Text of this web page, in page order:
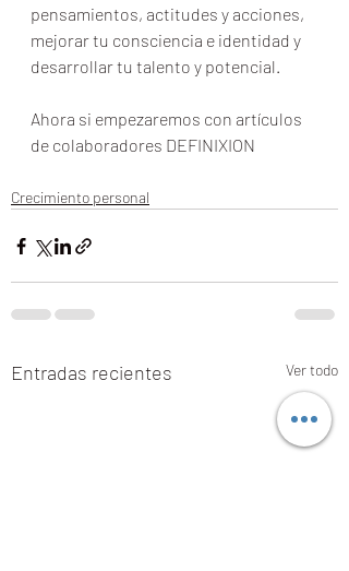
pensamientos, actitudes y acciones,
mejorar tu consciencia e identidad y
desarrollar tu talento y potencial.
Ahora si empezaremos con artículos
de colaboradores DEFINIXION
Crecimiento personal
Entradas recientes Ver todo